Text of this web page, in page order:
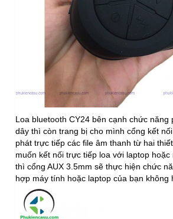
Loa bluetooth CY24 bên cạnh chức năng
dây thì còn trang bị cho mình cổng kết
phát trực tiếp các file âm thanh từ hai
muốn kết nối trực tiếp loa với laptop
thì cổng AUX 3.5mm sẽ thực hiện chức
hợp máy tính hoặc laptop của bạn không